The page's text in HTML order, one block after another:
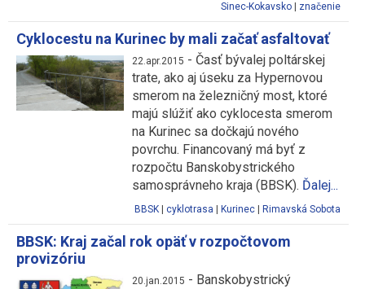
Sinec-Kokavsko
značenie
Cyklocestu na Kurinec by mali začať asfaltovať
22.apr.2015 - Časť bývalej poltárskej
trate, ako aj úseku za Hypernovou
smerom na železničný most, ktoré
majú slúžiť ako cyklocesta smerom
na Kurinec sa dočkajú nového
povrchu. Financovaný má byť z
rozpočtu Banskobystrického
samosprávneho kraja (BBSK). Ďalej...
BBSK cyklotrasa Kurinec Rimavská Sobota
BBSK: Kraj začal rok opäť v rozpočtovom
provizóriu
20.jan.2015 - Banskobystrický